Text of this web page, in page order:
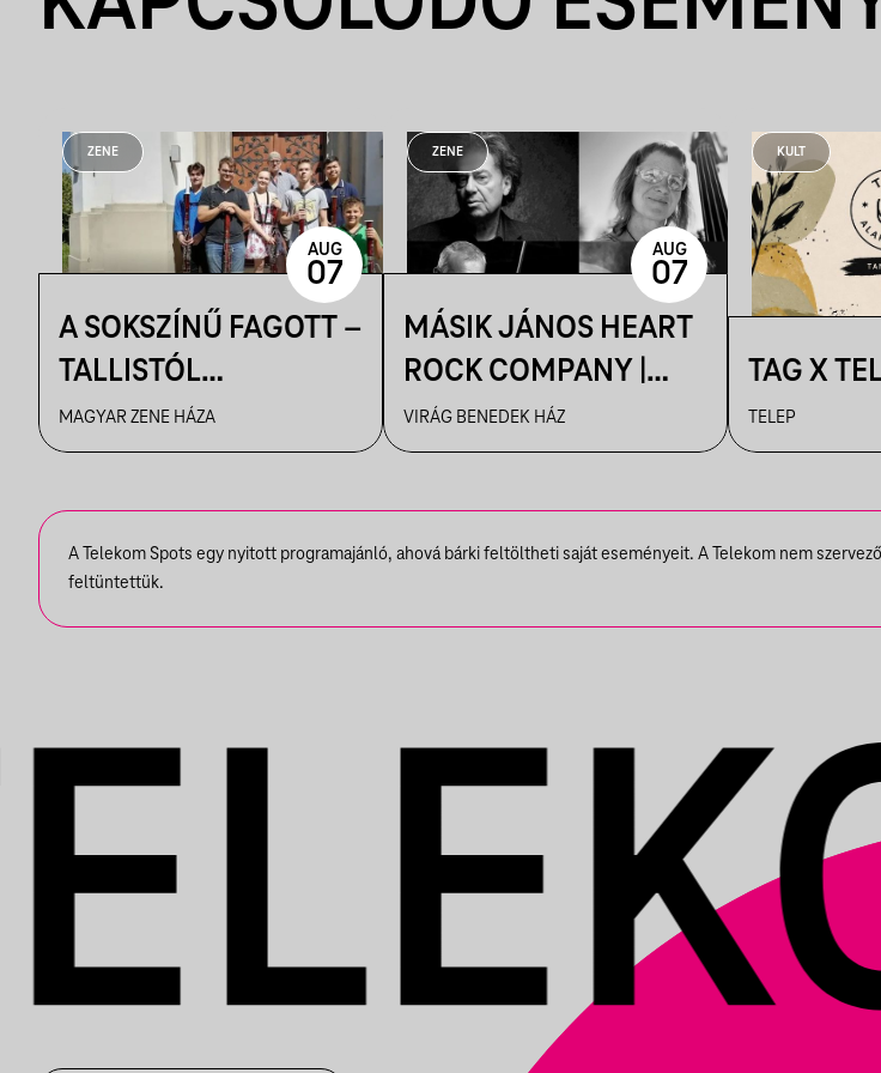
ZENE
A SOKSZÍNŰ FAGOTT –
TALLISTÓL
PIAZZOLLÁIG
MAGYAR ZENE HÁZA
AUG
07
ZENE
MÁSIK JÁNOS HEART
ROCK COMPANY |
VBH NYÁR
VIRÁG BENEDEK HÁZ
AUG
07
KULT
TAG X
TELEP
A Telekom Spots egy nyitott programajánló, ahová bárki feltöltheti saját eseményeit. A Telekom nem
feltüntettük.